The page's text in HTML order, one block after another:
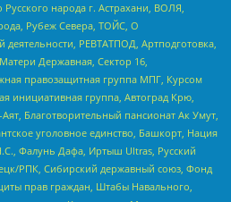
народа г. Астрахани, ВОЛЯ,
Рубеж Севера, ТОЙС, О
деятельности, РЕВТАТПОД, Артподготовка,
Державная, Сектор 16,
правозащитная группа МПГ, Курсом
инициативная группа, Автоград Крю,
Благотворительный пансионат Ак Умут,
уголовное единство, Башкорт, Нация
Фалунь Дафа, Иртыш Ultras, Русский
РПК, Сибирский державный союз, Фонд
прав граждан, Штабы Навального,